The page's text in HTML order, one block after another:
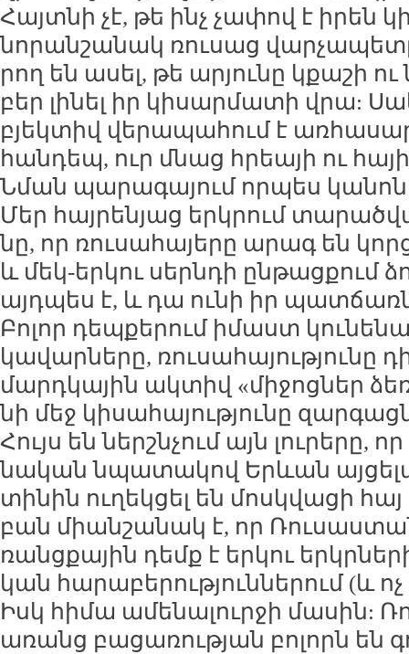
Հայտ­նի չէ, թե ինչ չա­փով է ի­րեն
նո­րան­շա­նակ ռու­սաց
րող են ա­սել, թե ա­րյու­նը կքա­շի
բեր լի­նել իր կի­սար­մա­տի վրա:
բյեկ­տիվ վե­րա­պա­հում է
հան­դեպ, ուր մնաց հրեա­յի ու
Նման պա­րա­գա­յում որ­պես կա­նոն
Մեր հայ­րե­նյաց երկ­րում
նը, որ ռու­սա­հա­յե­րը ա­րագ են
և մեկ-եր­կու սերն­դի ըն­թաց­քում
այդ­պես է, և դա ու­նի իր
Բո­լոր դեպ­քե­րում ի­մաստ
կա­վար­նե­րը, ռու­սա­հա­յու­թյու­նը
մարդ­կա­յին ակ­տիվ «մի­ջոց­ներ
նի մեջ կի­սա­հա­յու­թյու­նը
Հույս են ներ­շն­չում այն լու­րե­րը,
նա­կան նպա­տա­կով Երևան
տի­նին ու­ղեկ­ցել են մոսկ­վա­ցի
բան միան­շա­նակ է, որ
ռանց­քա­յին դեմք է եր­կու
կան հա­րա­բե­րու­թյուն­նե­րում (և ոչ
Իսկ հի­մա ա­մե­նա­լուր­ջի մա­սին:
ա­ռանց բա­ցա­ռու­թյան բո­լորն են